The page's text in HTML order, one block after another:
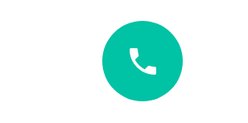
Будь - яка техніка може вийти з
неприємність трапляється дуже недоречно.
Якщо зараз у Вас виникли
технікою, не зволікайте та
якісно допоможуть вам